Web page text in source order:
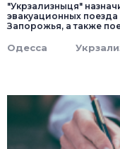
"Укрзализныця"
эвакуационных
Запорожья, а также
Одесса